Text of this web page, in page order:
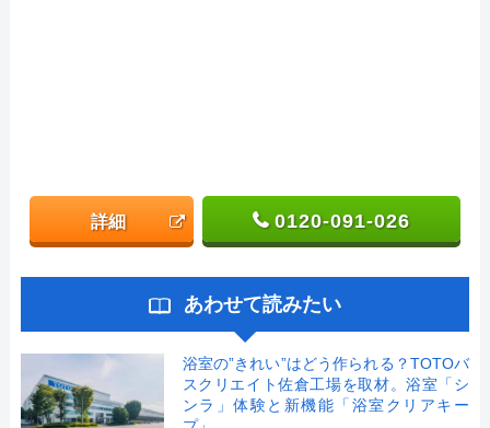
詳細 0120-091-026
あわせて読みたい
浴室の”きれい”はどう作られる？TOTOバ
スクリエイト佐倉工場を取材。浴室「シ
ンラ」体験と新機能「浴室クリアキー